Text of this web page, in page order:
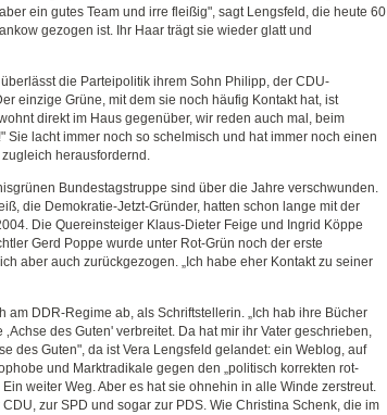
ein gutes Team und irre fleißig", sagt Lengsfeld, die heute 60
gezogen ist. Ihr Haar trägt sie wieder glatt und
die Parteipolitik ihrem Sohn Philipp, der CDU-
einzige Grüne, mit dem sie noch häufig Kontakt hat, ist
direkt im Haus gegenüber, wir reden auch mal, beim
Sie lacht immer noch so schelmisch und hat immer noch einen
herausfordernd.
Bundestagstruppe sind über die Jahre verschwunden.
die Demokratie-Jetzt-Gründer, hatten schon lange mit der
Die Quereinsteiger Klaus-Dieter Feige und Ingrid Köppe
Gerd Poppe wurde unter Rot-Grün noch der erste
aber auch zurückgezogen. „Ich habe eher Kontakt zu seiner
am DDR-Regime ab, als Schriftstellerin. „Ich hab ihre Bücher
des Guten' verbreitet. Da hat mir ihr Vater geschrieben,
des Guten", da ist Vera Lengsfeld gelandet: ein Weblog, auf
und Marktradikale gegen den „politisch korrekten rot-
weiter Weg. Aber es hat sie ohnehin in alle Winde zerstreut.
zur SPD und sogar zur PDS. Wie Christina Schenk, die im